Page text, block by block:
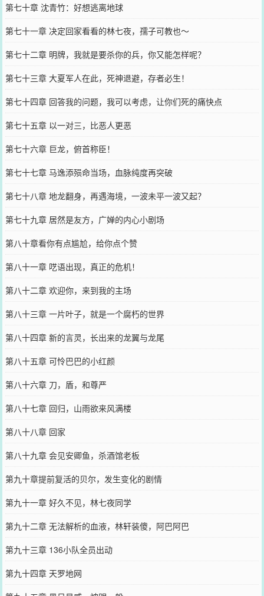
第七十章 沈青竹：好想逃离地球
第七十一章 决定回家看看的林七夜，孺子可教也～
第七十二章 明牌，我就是要杀你的兵，你又能怎样呢？
第七十三章 大夏军人在此，死神退避，存者必生！
第七十四章 回答我的问题，我可以考虑，让你们死的痛快点
第七十五章 以一对三，比恶人更恶
第七十六章 巨龙，俯首称臣！
第七十七章 马逸添殒命当场，血脉纯度再突破
第七十八章 地龙翻身，再遇海境，一波未平一波又起？
第七十九章 居然是友方，广婵的内心小剧场
第八十章看你有点尴尬，给你点个赞
第八十一章 呓语出现，真正的危机！
第八十二章 欢迎你，来到我的主场
第八十三章 一片叶子，就是一个腐朽的世界
第八十四章 新的言灵，长出来的龙翼与龙尾
第八十五章 可怜巴巴的小红颜
第八十六章 刀，盾，和尊严
第八十七章 回归，山雨欲来风满楼
第八十八章 回家
第八十九章 会见安卿鱼，杀酒馆老板
第九十章提前复活的贝尔，发生变化的剧情
第九十一章 好久不见，林七夜同学
第九十二章 无法解析的血液，林轩装傻，阿巴阿巴
第九十三章 136小队全员出动
第九十四章 天罗地网